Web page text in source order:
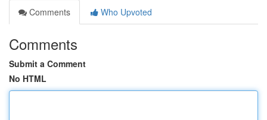
Comments
Who Upvoted
Comments
Submit a Comment
No HTML